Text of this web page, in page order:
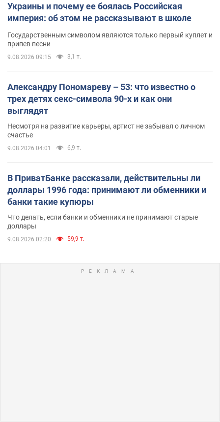
Украины и почему ее боялась Российская
империя: об этом не рассказывают в школе
Государственным символом являются только первый куплет и
припев песни
9.08.2026 09:15 3,1 т.
Александру Пономареву – 53: что известно о
трех детях секс-символа 90-х и как они
выглядят
Несмотря на развитие карьеры, артист не забывал о личном
счастье
9.08.2026 04:01 6,9 т.
В ПриватБанке рассказали, действительны ли
доллары 1996 года: принимают ли обменники и
банки такие купюры
Что делать, если банки и обменники не принимают старые
доллары
9.08.2026 02:20 59,9 т.